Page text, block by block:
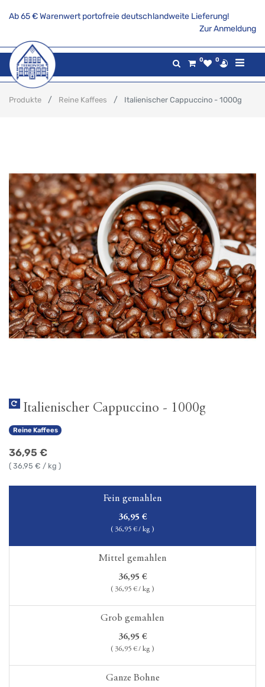
Ab 65 € Warenwert portofreie deutschlandweite Lieferung!
Zur Anmeldung
0 0
Produkte Reine Kaffees Italienischer Cappuccino - 1000g
Italienischer Cappuccino - 1000g
Reine Kaffees
36,95 €
( 36,95 € / kg )
Fein gemahlen
36,95 €
( 36,95 € / kg )
Mittel gemahlen
36,95 €
( 36,95 € / kg )
Grob gemahlen
36,95 €
( 36,95 € / kg )
Ganze Bohne